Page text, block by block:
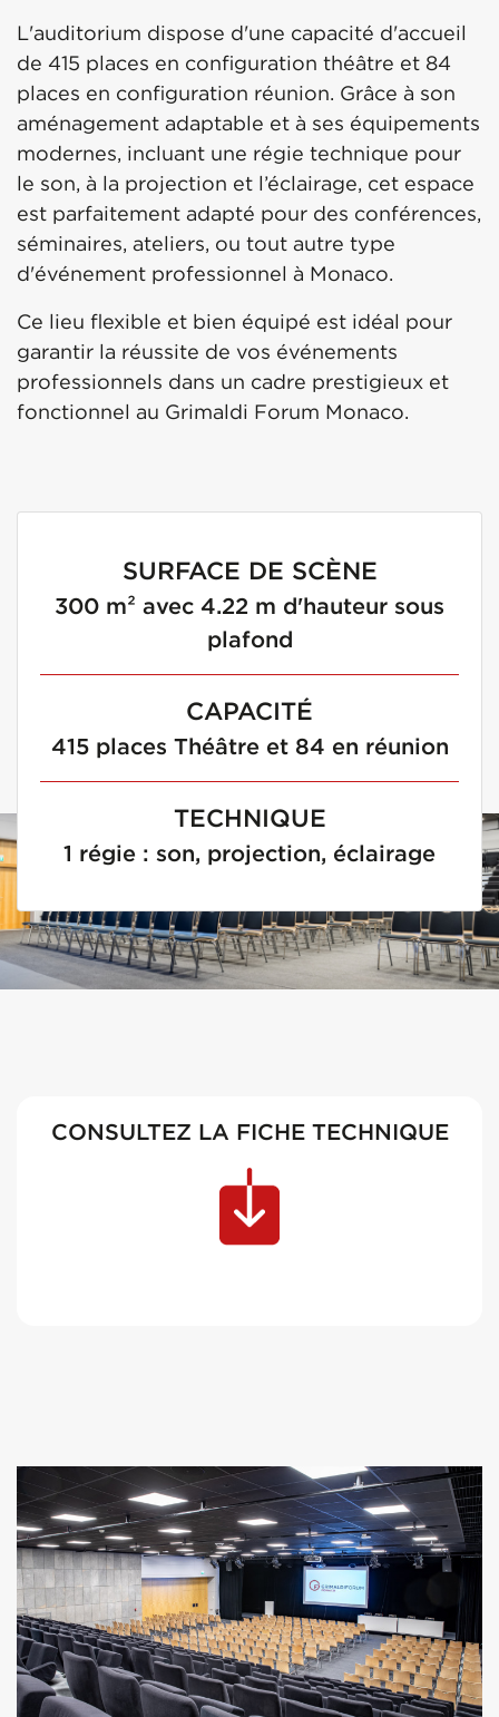
L'auditorium dispose d'une capacité d'accueil
de 415 places en configuration théâtre et 84
places en configuration réunion. Grâce à son
aménagement adaptable et à ses équipements
modernes, incluant une régie technique pour
le son, à la projection et l’éclairage, cet espace
est parfaitement adapté pour des conférences,
séminaires, ateliers, ou tout autre type
d'événement professionnel à Monaco.
Ce lieu flexible et bien équipé est idéal pour
garantir la réussite de vos événements
professionnels dans un cadre prestigieux et
fonctionnel au Grimaldi Forum Monaco.
SURFACE DE SCÈNE
300 m² avec 4.22 m d'hauteur sous
plafond
CAPACITÉ
415 places Théâtre et 84 en réunion
TECHNIQUE
1 régie : son, projection, éclairage
CONSULTEZ LA FICHE TECHNIQUE